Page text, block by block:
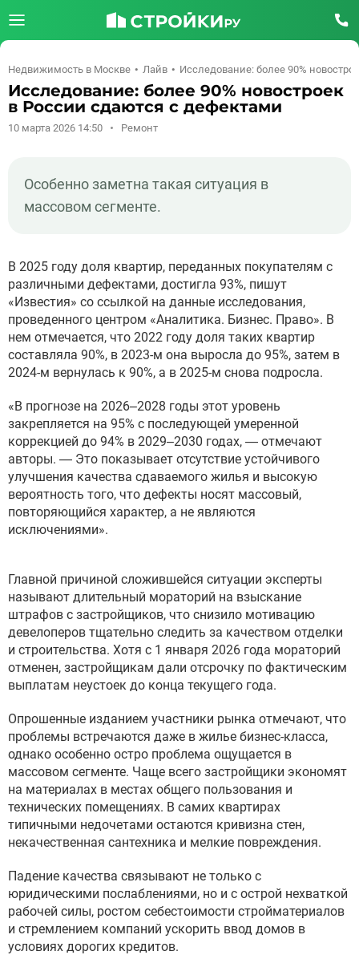
Недвижимость в Москве Лайв Исследование: более 90%
Исследование: более 90% новостроек
в России сдаются с дефектами
10 марта 2026 14:50 Ремонт
Особенно заметна такая ситуация в
массовом сегменте.
В 2025 году доля квартир, переданных покупателям с
различными дефектами, достигла 93%, пишут
«Известия» со ссылкой на данные исследования,
проведенного центром «Аналитика. Бизнес. Право». В
нем отмечается, что 2022 году доля таких квартир
составляла 90%, в 2023-м она выросла до 95%, затем в
2024-м вернулась к 90%, а в 2025-м снова подросла.
«В прогнозе на 2026–2028 годы этот уровень
закрепляется на 95% с последующей умеренной
коррекцией до 94% в 2029–2030 годах, — отмечают
авторы. — Это показывает отсутствие устойчивого
улучшения качества сдаваемого жилья и высокую
вероятность того, что дефекты носят массовый,
повторяющийся характер, а не являются
исключениями».
Главной причиной сложившейся ситуации эксперты
называют длительный мораторий на взыскание
штрафов с застройщиков, что снизило мотивацию
девелоперов тщательно следить за качеством отделки
и строительства. Хотя с 1 января 2026 года мораторий
отменен, застройщикам дали отсрочку по фактическим
выплатам неустоек до конца текущего года.
Опрошенные изданием участники рынка отмечают, что
проблемы встречаются даже в жилье бизнес-класса,
однако особенно остро проблема ощущается в
массовом сегменте. Чаще всего застройщики экономят
на материалах в местах общего пользования и
технических помещениях. В самих квартирах
типичными недочетами остаются кривизна стен,
некачественная сантехника и мелкие повреждения.
Падение качества связывают не только с
юридическими послаблениями, но и с острой нехваткой
рабочей силы, ростом себестоимости стройматериалов
и стремлением компаний ускорить ввод домов в
условиях дорогих кредитов.